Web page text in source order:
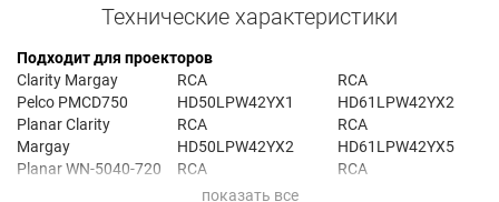
Технические характеристики
Подходит для проекторов
Clarity Margay
Pelco PMCD750
Planar Clarity
Margay
Planar WN-5040-720
RCA
HD50LPW42YX1
RCA
HD50LPW42YX2
RCA
HD61LPW162YX3
RCA
HD61LPW42YX2
RCA
HD61LPW42YX5
RCA